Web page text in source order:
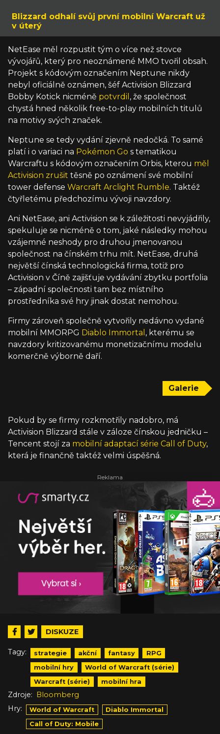
Blizzard odhalí svůj první mobilní Warcraft už
v úterý
NetEase měl rozpustit tým o více než stovce
vývojářů, který pro neoznámené MMO tvořil obsah.
Projekt s kódovým označením Neptune nikdy
nebyl oficiálně oznámen, šéf Activision Blizzard
Bobby Kotick nicméně potvrdil , že společnost
chystá hned několik free-to-play mobilních titulů
na motivy svých značek.
Neptune se tedy vydání zjevně nedočká. To samé
platí i o variaci na Pokémon Go s tematikou
Warcraftu s kódovým označením Orbis, kterou měl
Activision zrušit těsně po oznámení své mobilní
tower defense Warcraft Arclight Rumble. Taktéž
čtyřletému předchozímu vývoji navzdory.
Ani NetEase, ani Activision se k záležitosti nevyjádřily,
spekuluje se nicméně o tom, jaké následky mohou
vzájemné neshody pro druhou jmenovanou
společnost na čínském trhu mít. NetEase, druhá
největší čínská technologická firma, totiž pro
Activision v Číně zajišťuje vydávání zbytku portfolia
– západní společnosti tam bez místního
prostředníka své hry jinak dostat nemohou.
Firmy zároveň společně vytvořily nedávno vydané
mobilní MMORPG Diablo Immortal , kterému se
navzdory kritizovanému monetizačnímu modelu
komerčně výborně daří.
Galerie
Pokud by se firmy rozkmotřily nadobro, má
Activision Blizzard stále v záloze čínskou jedničku –
Tencent stojí za mobilní adaptací série Call of Duty,
která je finančně taktéž velmi úspěšná.
DISKUZE
Tagy: strategie akční fantasy
RPG
mobilní hry
World of Warcraft (série)
Warcraft (série)
mobilní hra
Zdroje: Bloomberg
Hry:
World of Warcraft
Diablo Immortal
Call of Duty: Mobile